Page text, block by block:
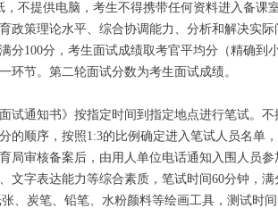
不提供电脑，考生不得携带任何资料进入备课
政策理论水平、综合协调能力、分析和解决实
分100分，考生面试成绩取考官平均分（精确到
环节。第二轮面试分数为考生面试成绩。
通知书》按指定时间到指定地点进行笔试。不
的顺序，按照1:3的比例确定进入笔试人员名单
局审核备案后，由用人单位电话通知入围人员
文字表达能力等综合素质，笔试时间60分钟，
、炭笔、铅笔、水粉颜料等绘画工具，测试时